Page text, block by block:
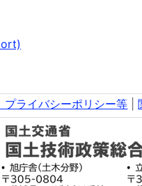
プライバシーポリシー等 |